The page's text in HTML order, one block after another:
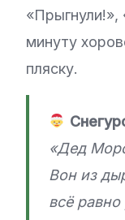
минуту
пляску.
«Дед
Вон из
всё